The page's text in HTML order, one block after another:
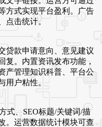
方式实现平台盈利。广告
点击统计。
贷款申请意向、意见建议
复。内置资讯发布功能，
产管理知识科普、平台公
用户粘性。
式、SEO标题/关键词/描
。运营数据统计模块可查